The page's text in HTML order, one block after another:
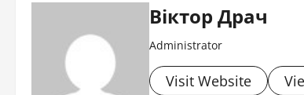
Віктор Драч
Administrator
Visit Website